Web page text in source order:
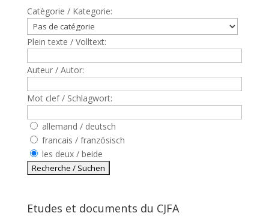
Catègorie / Kategorie:
Plein texte / Volltext:
Auteur / Autor:
Mot clef / Schlagwort:
allemand / deutsch
francais / französisch
les deux / beide
Etudes et documents du CJFA